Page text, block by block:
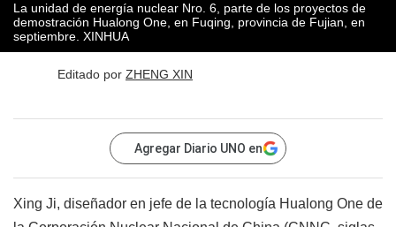
La unidad de energía nuclear Nro. 6, parte de los proyectos de
demostración Hualong One, en Fuqing, provincia de Fujian, en
septiembre. XINHUA
Editado por ZHENG XIN
Agregar Diario UNO en
Xing Ji, diseñador en jefe de la tecnología Hualong One de